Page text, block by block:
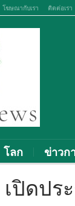
โฆษณากับเรา ติดต่อเรา
โลก ข่าวก
เปิดป